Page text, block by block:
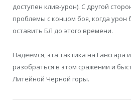
доступен клив-урон). С другой
проблемы с концом боя, когда урон
оставить БЛ до этого времени.
Надеемся, эта тактика на
разобраться в этом сражении и
Литейной Черной горы.